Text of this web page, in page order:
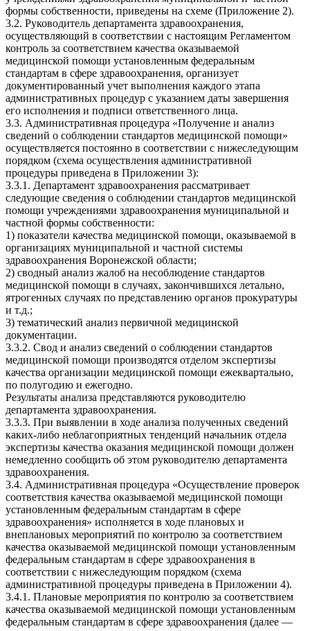
формы собственности, приведены на схеме (Приложение 2).
3.2. Руководитель департамента здравоохранения,
осуществляющий в соответствии с настоящим Регламентом
контроль за соответствием качества оказываемой
медицинской помощи установленным федеральным
стандартам в сфере здравоохранения, организует
документированный учет выполнения каждого этапа
административных процедур с указанием даты завершения
его исполнения и подписи ответственного лица.
3.3. Административная процедура «Получение и анализ
сведений о соблюдении стандартов медицинской помощи»
осуществляется постоянно в соответствии с нижеследующим
порядком (схема осуществления административной
процедуры приведена в Приложении 3):
3.3.1. Департамент здравоохранения рассматривает
следующие сведения о соблюдении стандартов медицинской
помощи учреждениями здравоохранения муниципальной и
частной формы собственности:
1) показатели качества медицинской помощи, оказываемой в
организациях муниципальной и частной системы
здравоохранения Воронежской области;
2) сводный анализ жалоб на несоблюдение стандартов
медицинской помощи в случаях, закончившихся летально,
ятрогенных случаях по представлению органов прокуратуры
и т.д.;
3) тематический анализ первичной медицинской
документации.
3.3.2. Свод и анализ сведений о соблюдении стандартов
медицинской помощи производятся отделом экспертизы
качества организации медицинской помощи ежеквартально,
по полугодию и ежегодно.
Результаты анализа представляются руководителю
департамента здравоохранения.
3.3.3. При выявлении в ходе анализа полученных сведений
каких-либо неблагоприятных тенденций начальник отдела
экспертизы качества оказания медицинской помощи должен
немедленно сообщить об этом руководителю департамента
здравоохранения.
3.4. Административная процедура «Осуществление проверок
соответствия качества оказываемой медицинской помощи
установленным федеральным стандартам в сфере
здравоохранения» исполняется в ходе плановых и
внеплановых мероприятий по контролю за соответствием
качества оказываемой медицинской помощи установленным
федеральным стандартам в сфере здравоохранения в
соответствии с нижеследующим порядком (схема
административной процедуры приведена в Приложении 4).
3.4.1. Плановые мероприятия по контролю за соответствием
качества оказываемой медицинской помощи установленным
федеральным стандартам в сфере здравоохранения (далее —